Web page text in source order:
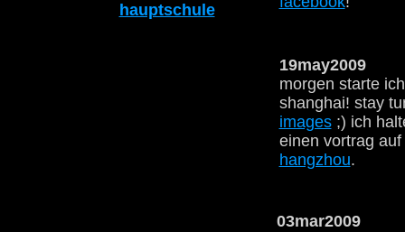
hauptschule
19may2009
morgen starte
shanghai! stay
images;) ich
einen vortrag
hangzhou.
03mar2009